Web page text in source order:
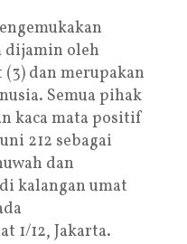
dijamin oleh
dan merupakan
Semua pihak
kaca mata positif
212 sebagai
dan
kalangan umat
1/12, Jakarta.